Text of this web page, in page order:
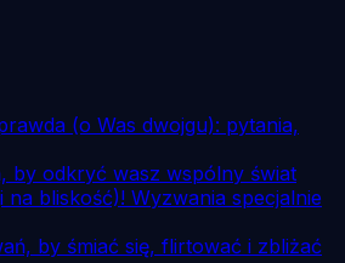
(o Was dwojgu): pytania,
by odkryć wasz wspólny świat
na bliskość)! Wyzwania specjalnie
by śmiać się, flirtować i zbliżać